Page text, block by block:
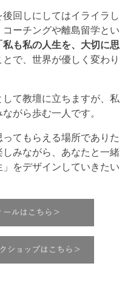
回しにしてはイライラし
ーチングや離島留学とい
私も私の人生を、大切に思
とで、世界が優しく変わり
て教壇に立ちますが、私
がら歩む一人です。
ってもらえる場所でありた
みながら、あなたと一緒
をデザインしていきたい